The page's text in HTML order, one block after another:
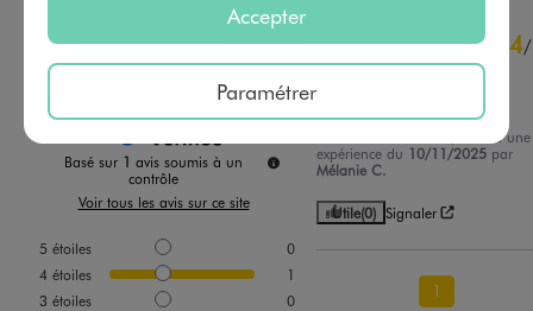
4/5
Basé sur 1 avis soumis à un
contrôle
Voir tous les avis sur ce site
5 étoiles
0
4 étoiles
1
3 étoiles
0
4/
Avis vérifié et récompensé
, suite à une
expérience du 10/11/2025 par
Mélanie C.
Utile(0) Signaler
1
Accepter
Paramétrer